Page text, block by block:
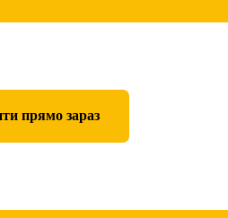
прямо зараз